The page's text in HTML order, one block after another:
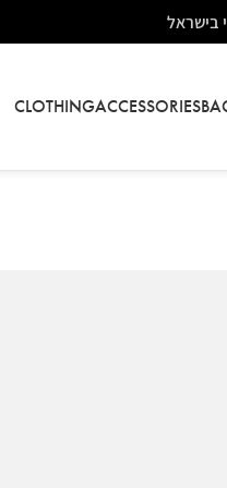
בישראל
CLOTHINGACCESSORIES